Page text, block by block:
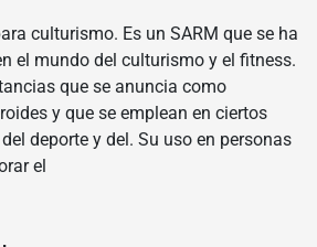
culturismo. Es un SARM que se ha
el mundo del culturismo y el fitness.
que se anuncia como
y que se emplean en ciertos
deporte y del. Su uso en personas
el